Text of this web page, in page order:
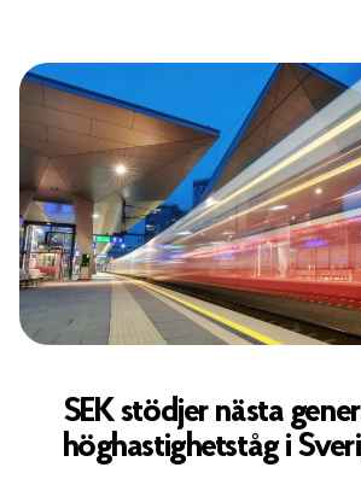
SEK stödjer nästa
höghastighetståg i